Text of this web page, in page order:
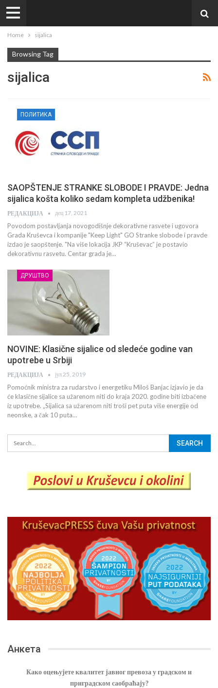
Home sijalica
Browsing Tag
sijalica
ПОЛИТИКА
SAOPŠTENJE STRANKE SLOBODE I PRAVDE: Jedna
sijalica košta koliko sedam kompleta udžbenika!
РЕДАКЦИЈА дец 17, 2021
Povodom postavljanja novogodišnje dekorativne rasvete i ugovora
Grada Kruševca i kompanije "Keep Light" GO Stranke slobode i pravde
izdao je saopštenje. "Na više lokacija JKP “Kruševac” je postavio
dekorativnu rasvetu. Centar grada je…
ДРУШТВО
NOVINE: Klasične sijalice od sledeće godine van
upotrebe u Srbiji
РЕДАКЦИЈА јул 25, 2019
Pomoćnik ministra za rudarstvo i energetiku Miloš Banjac izjavio je da
će klasične sijalice sa užarenom niti do kraja 2020. godine biti izbačene
iz upotrebe. „Sijalica sa užarenom niti troši pet puta više energije od
neonske, a čak 10 puta…
Анкета
Како оцењујете квалитет јавног превоза у градском и
приградском саобраћају?